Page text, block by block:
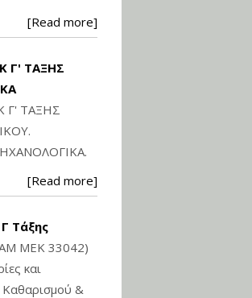
[Read more]
Γ' ΤΑΞΗΣ
Γ' ΤΑΞΗΣ
[Read more]
Τάξης
ΜΕΚ 33042)
και
Καθαρισμού &
Διηρημένης
ιδιοκτησίας – Θεωρία
Πολεοδομικού
Σχεδιασμού Εντός
Σχεδίου Δόμησης
Εισηγήτρια:
Τιμή από: €145.00